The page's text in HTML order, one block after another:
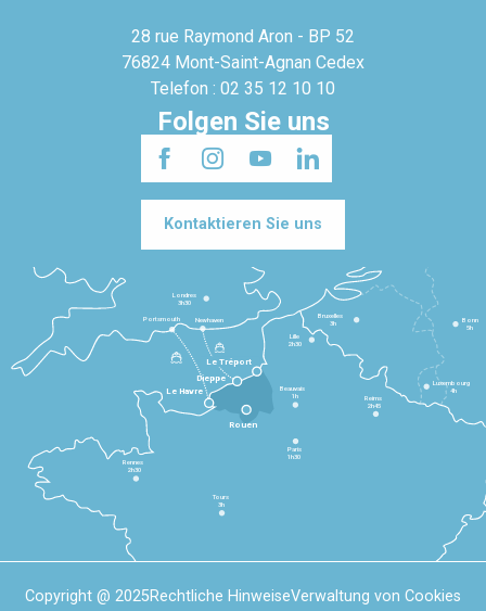
28 rue Raymond Aron - BP 52
76824 Mont-Saint-Agnan Cedex
Telefon : 02 35 12 10 10
Folgen Sie uns
Kontaktieren Sie uns
Le Havre
Dieppe
Le Tréport
Rennes
2h30
Tours
3h
Paris
1h30
Beauvais
1h
Reims
2h45
Lille
2h30
Bruxelles
3h
Londres
3h30
Newhaven
Portsmouth
Bonn
5h
Luxembourg
4h
Rouen
Copyright @ 2025Rechtliche HinweiseVerwaltung von Cookies